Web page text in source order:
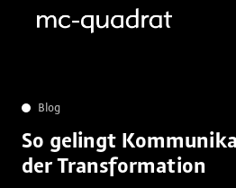
Blog
So gelingt
der Transformation